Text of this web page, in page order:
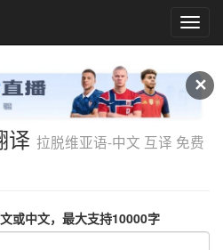
✕
拉
脱
亚
语
线
翻
译 拉脱维亚语-中文 互译 免费
或中文，最大支持10000字